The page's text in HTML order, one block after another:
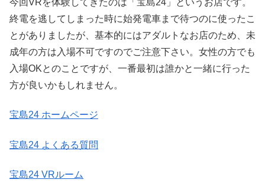
今回VRを体験してきたのは「宝島24」というお店です。
終電を逃してしまった時に始発電車まで待つのに使ったこ
とがありましたが、基本的にはアダルトなお店のため、未
成年の方は入場不可ですのでご注意下さい。女性の方でも
入場OKとのことですが、一番最初は誰かと一緒に行った
方が良いかもしれません。
宝島24 ホームページ
宝島24 よくある質問
宝島24 VRルーム